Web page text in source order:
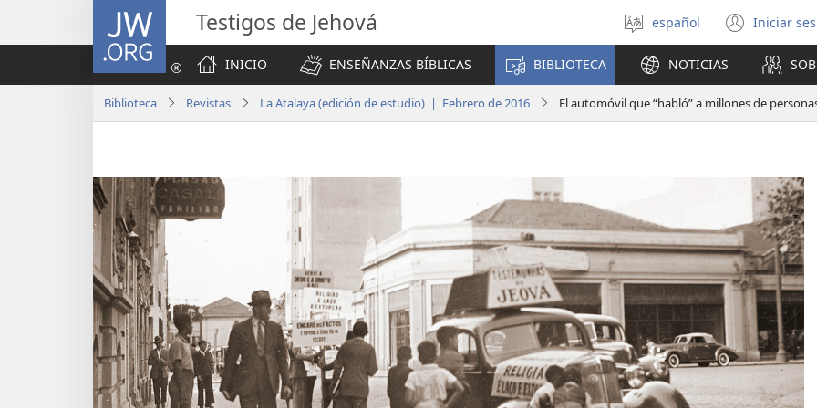
JW.ORG Testigos de Jehová
Seleccionar
idioma
español Iniciar(abre
una
nueva
INICIO
ENSEÑANZAS BÍBLICAS BIBLIOTECA NOTICIAS
Biblioteca Revistas La Atalaya (edición de estudio) | Febrero de 2016 El automóvil que “habló” a millones de